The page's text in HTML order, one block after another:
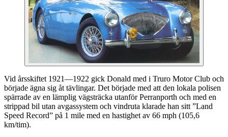
Vid årsskiftet 1921—1922 gick Donald med i Truro Motor Club och
började ägna sig åt tävlingar. Det började med att den lokala polisen
spärrade av en lämplig vägsträcka utanför Perranporth och med en
strippad bil utan avgassystem och vindruta klarade han sitt ”Land
Speed Record” på 1 mile med en hastighet av 66 mph (105,6
km/tim).